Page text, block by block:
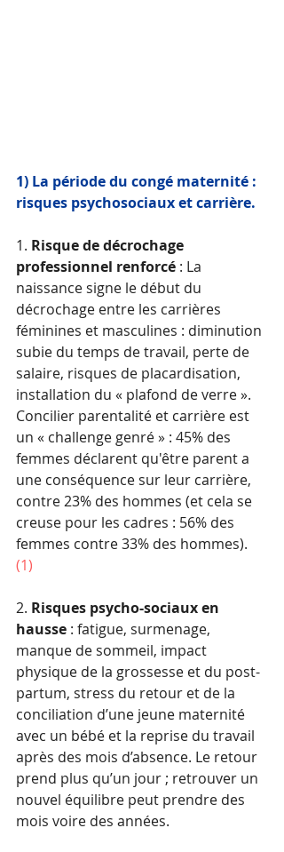
1) La période du congé maternité :
risques psychosociaux et carrière.
1. Risque de décrochage
professionnel renforcé : La
naissance signe le début du
décrochage entre les carrières
féminines et masculines : diminution
subie du temps de travail, perte de
salaire, risques de placardisation,
installation du « plafond de verre ».
Concilier parentalité et carrière est
un « challenge genré » : 45% des
femmes déclarent qu'être parent a
une conséquence sur leur carrière,
contre 23% des hommes (et cela se
creuse pour les cadres : 56% des
femmes contre 33% des hommes).
(1)
2. Risques psycho-sociaux en
hausse : fatigue, surmenage,
manque de sommeil, impact
physique de la grossesse et du post-
partum, stress du retour et de la
conciliation d’une jeune maternité
avec un bébé et la reprise du travail
après des mois d’absence. Le retour
prend plus qu’un jour ; retrouver un
nouvel équilibre peut prendre des
mois voire des années.